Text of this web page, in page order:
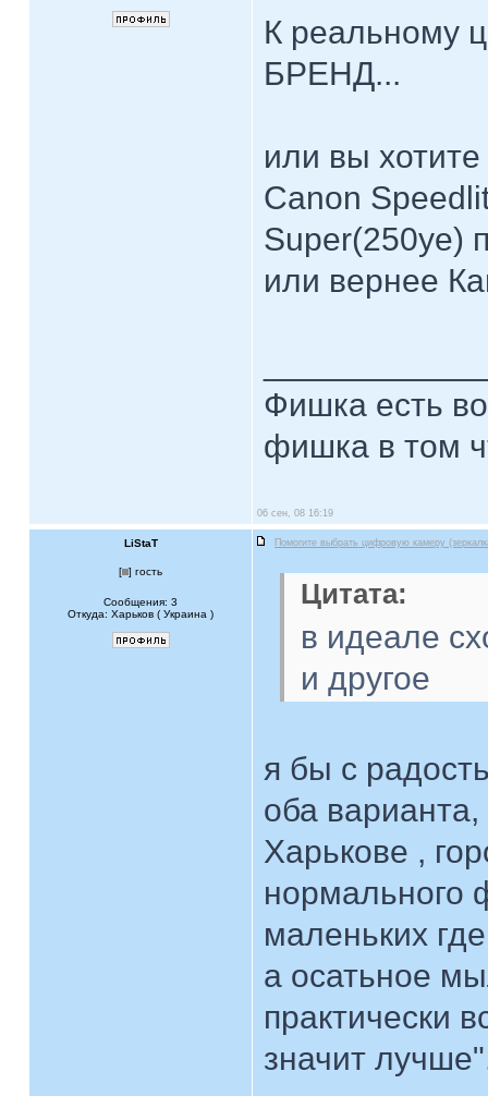
К реальному
БРЕНД...
или вы
Canon
Super(250ye)
или вернее
Фишка есть
фишка в том
06 сен, 08 16:19
LiStaT Помогите выбрать цифровую камеру
[ ] гость
Сообщения: 3
Откуда: Харьков ( Украина )
Цитата:
в идеале
и другое
я бы с
оба
Харькове ,
нормального
маленьких
а осатьное
практически
значит